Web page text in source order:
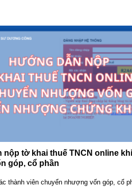
nộp tờ khai thuế TNCN online
góp, cổ phần
thành viên chuyển nhượng vốn góp, cổ